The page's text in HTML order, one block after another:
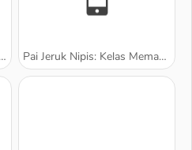
Pai Jeruk Nipis: Kelas Memasak Sara